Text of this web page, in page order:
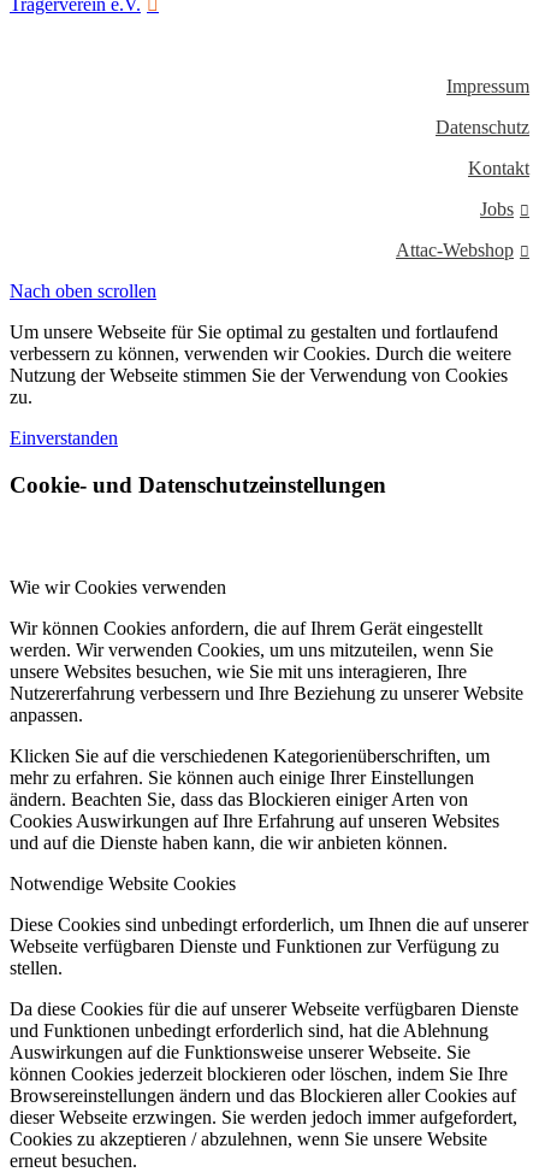
Trägerverein e.V.
Impressum
Datenschutz
Kontakt
Jobs
Attac-Webshop
Nach oben scrollen
Um unsere Webseite für Sie optimal zu gestalten und fortlaufend
verbessern zu können, verwenden wir Cookies. Durch die weitere
Nutzung der Webseite stimmen Sie der Verwendung von Cookies
zu.
Einverstanden
Cookie- und Datenschutzeinstellungen
Wie wir Cookies verwenden
Wir können Cookies anfordern, die auf Ihrem Gerät eingestellt
werden. Wir verwenden Cookies, um uns mitzuteilen, wenn Sie
unsere Websites besuchen, wie Sie mit uns interagieren, Ihre
Nutzererfahrung verbessern und Ihre Beziehung zu unserer Website
anpassen.
Klicken Sie auf die verschiedenen Kategorienüberschriften, um
mehr zu erfahren. Sie können auch einige Ihrer Einstellungen
ändern. Beachten Sie, dass das Blockieren einiger Arten von
Cookies Auswirkungen auf Ihre Erfahrung auf unseren Websites
und auf die Dienste haben kann, die wir anbieten können.
Notwendige Website Cookies
Diese Cookies sind unbedingt erforderlich, um Ihnen die auf unserer
Webseite verfügbaren Dienste und Funktionen zur Verfügung zu
stellen.
Da diese Cookies für die auf unserer Webseite verfügbaren Dienste
und Funktionen unbedingt erforderlich sind, hat die Ablehnung
Auswirkungen auf die Funktionsweise unserer Webseite. Sie
können Cookies jederzeit blockieren oder löschen, indem Sie Ihre
Browsereinstellungen ändern und das Blockieren aller Cookies auf
dieser Webseite erzwingen. Sie werden jedoch immer aufgefordert,
Cookies zu akzeptieren / abzulehnen, wenn Sie unsere Website
erneut besuchen.